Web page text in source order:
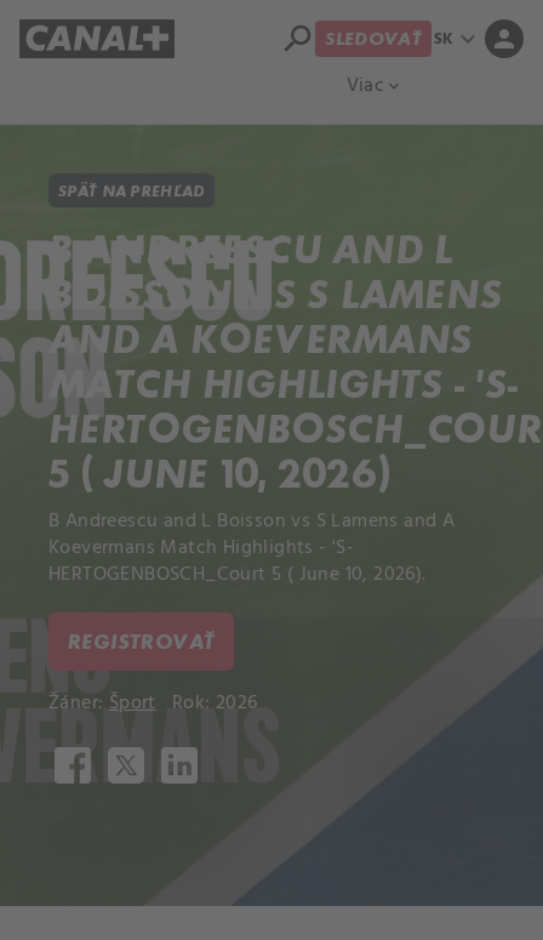
Viac expand_more
search SLEDOVAŤ SK expand_more person
SPÄŤ NA PREHĽAD
B ANDREESCU AND L
BOISSON VS S LAMENS
AND A KOEVERMANS
MATCH HIGHLIGHTS - 'S-
5 ( JUNE 10, 2026)
B Andreescu and L Boisson vs S Lamens and A
Koevermans Match Highlights - 'S-
HERTOGENBOSCH_Court 5 ( June 10, 2026).
REGISTROVAŤ
Žáner: Šport Rok: 2026